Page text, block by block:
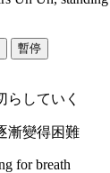
暫停
らしていく
漸變得困難
for breath